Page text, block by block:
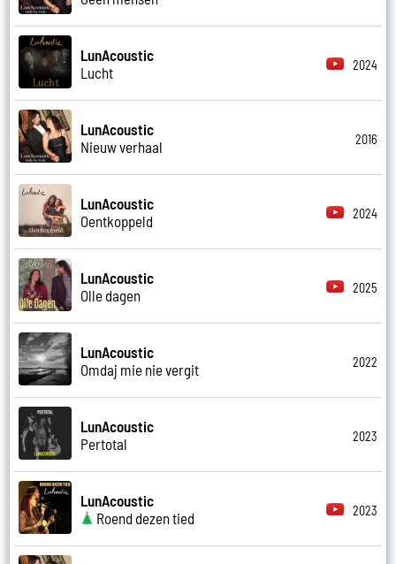
LunAcoustic
Lucht
2024
LunAcoustic
Nieuw verhaal
2016
LunAcoustic
Oentkoppeld
2024
LunAcoustic
Olle dagen
2025
LunAcoustic
Omdaj mie nie vergit
2022
LunAcoustic
Pertotal
2023
LunAcoustic
Roend dezen tied
2023